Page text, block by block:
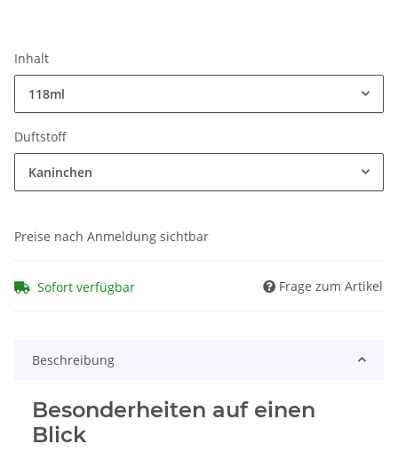
Inhalt
118ml
Duftstoff
Kaninchen
Preise nach Anmeldung sichtbar
Sofort verfügbar Frage zum Artikel
Beschreibung
Besonderheiten auf einen
Blick